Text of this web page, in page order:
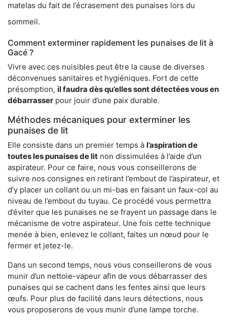
matelas du fait de l’écrasement des punaises lors du
sommeil.
Comment exterminer rapidement les punaises de lit à
Gacé ?
Vivre avec ces nuisibles peut être la cause de diverses
déconvenues sanitaires et hygiéniques. Fort de cette
présomption, il faudra dès qu’elles sont détectées vous en
débarrasser pour jouir d’une paix durable.
Méthodes mécaniques pour exterminer les
punaises de lit
Elle consiste dans un premier temps à l’aspiration de
toutes les punaises de lit non dissimulées à l’aide d’un
aspirateur. Pour ce faire, nous vous conseillerons de
suivre nos consignes en retirant l’embout de l’aspirateur, et
d’y placer un collant ou un mi-bas en faisant un faux-col au
niveau de l’embout du tuyau. Ce procédé vous permettra
d’éviter que les punaises ne se frayent un passage dans le
mécanisme de votre aspirateur. Une fois cette technique
menée à bien, enlevez le collant, faites un nœud pour le
fermer et jetez-le.
Dans un second temps, nous vous conseillerons de vous
munir d’un nettoie-vapeur afin de vous débarrasser des
punaises qui se cachent dans les fentes ainsi que leurs
œufs. Pour plus de facilité dans leurs détections, nous
vous proposerons de vous munir d’une lampe torche.